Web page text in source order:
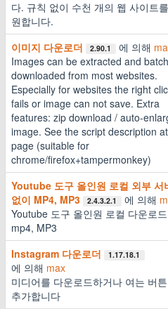
다. 규칙 없이 수천 개의 웹 사이트
원합니다.
이미지 다운로더 2.90.1 에 의해
Images can be extracted and batch
downloaded from most websites.
Especially for websites the right
fails or image can not save. Extra
features: zip download / auto-
image. See the script description
page (suitable for
chrome/firefox+tampermonkey)
Youtube 도구 올인원 로컬 외부 서
없이 MP4, MP3
2.4.3.2.1 에 의해
Youtube 도구 올인원 로컬 다운로드
mp4, MP3
Instagram 다운로더 1.17.18.1
에 의해 max
미디어를 다운로드하거나 여는 버
추가합니다